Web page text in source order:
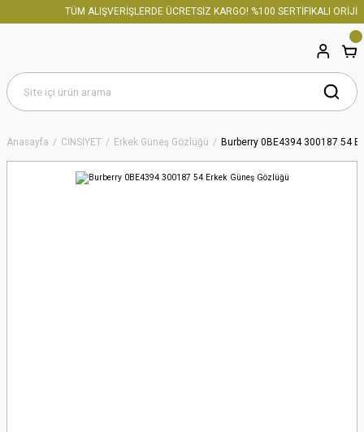
TÜM ALIŞVERİŞLERDE ÜCRETSİZ KARGO! %100 SERTİFİKALI
Anasayfa CİNSİYET Erkek Güneş Gözlüğü Burberry 0BE4394 300187 54